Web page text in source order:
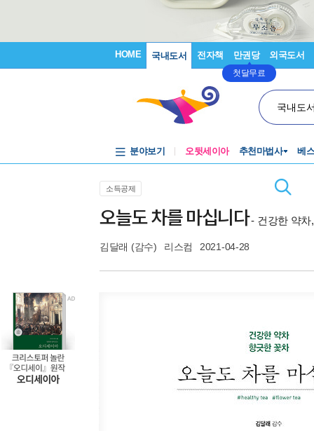
HOME 국내도서 전자책 만권당
첫달무료
외국도서
국내도
분야보기 오뒷세이아 추천마법사 베
소득공제
오늘도 차를 마십니다- 건강한 약
김달래 (감수) 리스컴 2021-04-28